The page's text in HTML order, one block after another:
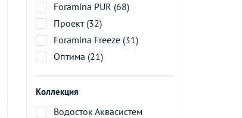
Foramina PUR (68)
Проект (32)
Foramina Freeze (31)
Оптима (21)
Коллекция
Водосток Аквасистем